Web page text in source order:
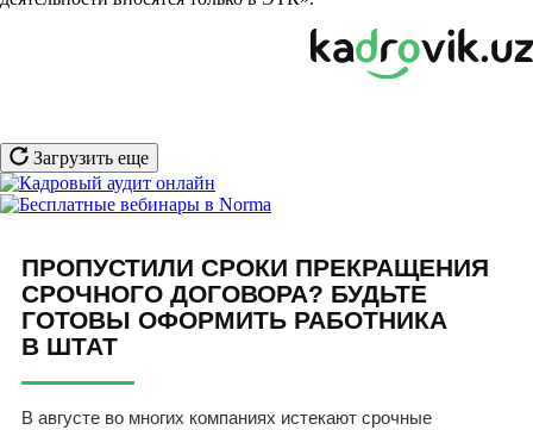
Загрузить еще
ПРОПУСТИЛИ СРОКИ ПРЕКРАЩЕНИЯ
СРОЧНОГО ДОГОВОРА? БУДЬТЕ
ГОТОВЫ ОФОРМИТЬ РАБОТНИКА
В ШТАТ
В августе во многих компаниях истекают срочные